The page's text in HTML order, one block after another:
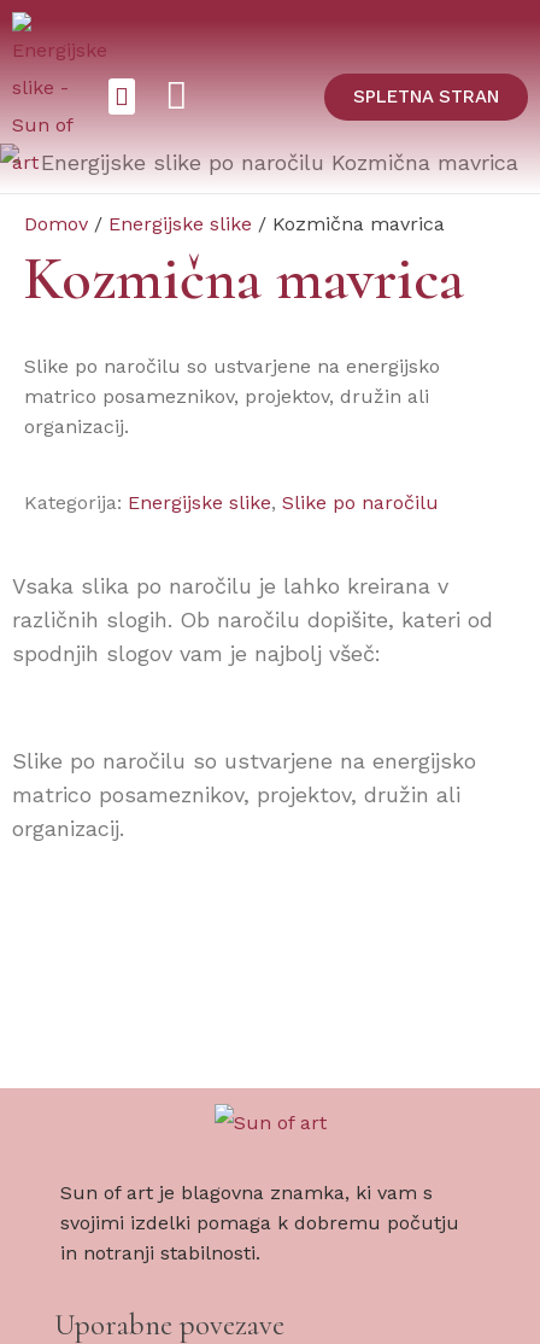
SPLETNA STRAN
Domov / Energijske slike / Kozmična mavrica
Kozmična mavrica
Slike po naročilu so ustvarjene na energijsko
matrico posameznikov, projektov, družin ali
organizacij.
Kategorija: Energijske slike, Slike po naročilu
Vsaka slika po naročilu je lahko kreirana v
različnih slogih. Ob naročilu dopišite, kateri od
spodnjih slogov vam je najbolj všeč:
KM-1
KM-2
KM-3
Slike po naročilu so ustvarjene na energijsko
matrico posameznikov, projektov, družin ali
organizacij.
Sun of art je blagovna znamka, ki vam s
svojimi izdelki pomaga k dobremu počutju
in notranji stabilnosti.
Uporabne povezave